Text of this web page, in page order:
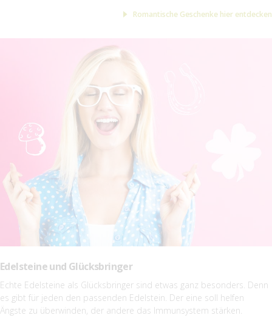
Romantische Geschenke hier entdecken
Edelsteine und Glücksbringer
Echte Edelsteine als Glücksbringer sind etwas ganz besonders. Denn
es gibt für jeden den passenden Edelstein. Der eine soll helfen
Ängste zu überwinden, der andere das Immunsystem stärken.